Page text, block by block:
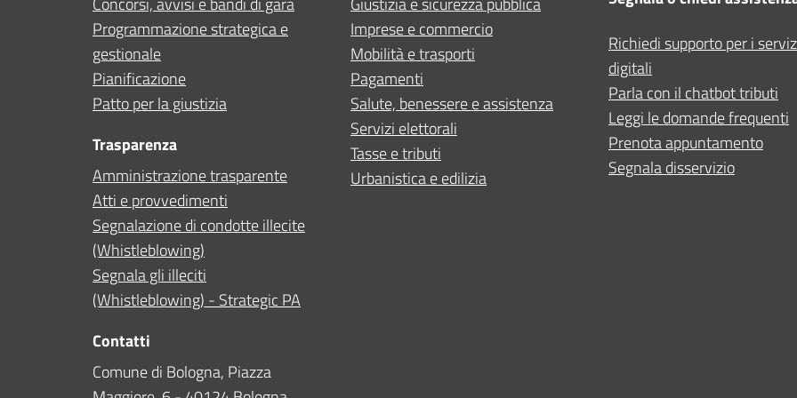
Programmazione strategica e
gestionale
Pianificazione
Patto per la giustizia
Trasparenza
Amministrazione trasparente
Atti e provvedimenti
Segnalazione di condotte illecite
(Whistleblowing)
Segnala gli illeciti
(Whistleblowing) - Strategic PA
Contatti
Comune di Bologna, Piazza
Imprese e commercio
Mobilità e trasporti
Pagamenti
Salute, benessere e assistenza
Servizi elettorali
Tasse e tributi
Urbanistica e edilizia
Richiedi supporto per i
digitali
Parla con il chatbot tributi
Leggi le domande frequenti
Prenota appuntamento
Segnala disservizio